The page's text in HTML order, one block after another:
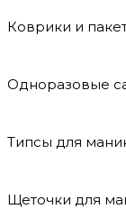
Коврики и
Одноразовые
Типсы для
Щеточки для